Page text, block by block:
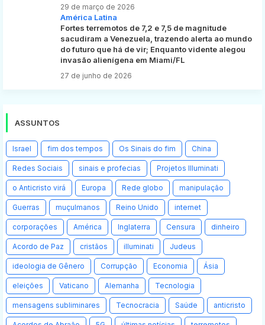
29 de março de 2026
América Latina
Fortes terremotos de 7,2 e 7,5 de magnitude
sacudiram a Venezuela, trazendo alerta ao mundo
do futuro que há de vir; Enquanto vidente alegou
invasão alienígena em Miami/FL
27 de junho de 2026
ASSUNTOS
Israel fim dos tempos Os Sinais do fim China
Redes Sociais sinais e profecias Projetos Illuminati
o Anticristo virá Europa Rede globo manipulação
Guerras muçulmanos Reino Unido internet
corporações América Inglaterra Censura dinheiro
Acordo de Paz cristãos illuminati Judeus
ideologia de Gênero Corrupção Economia Ásia
eleições Vaticano Alemanha Tecnologia
mensagens subliminares Tecnocracia Saúde anticristo